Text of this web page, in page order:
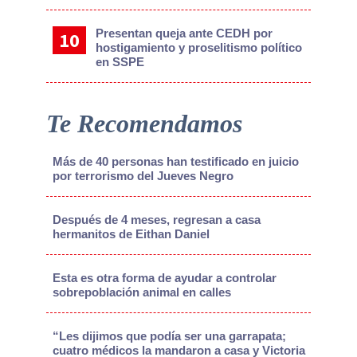
Presentan queja ante CEDH por
hostigamiento y proselitismo político
en SSPE
Te Recomendamos
Más de 40 personas han testificado en juicio
por terrorismo del Jueves Negro
Después de 4 meses, regresan a casa
hermanitos de Eithan Daniel
Esta es otra forma de ayudar a controlar
sobrepoblación animal en calles
“Les dijimos que podía ser una garrapata;
cuatro médicos la mandaron a casa y Victoria